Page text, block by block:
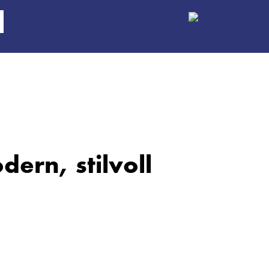
stilvoll